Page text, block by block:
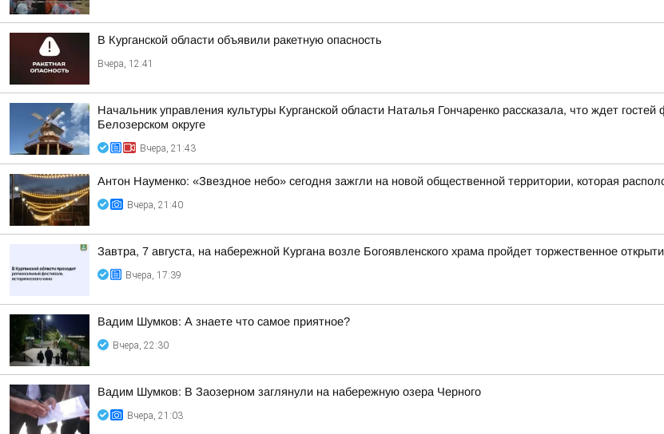
В Курганской области объявили ракетную опасность
Вчера, 12:41
Начальник управления культуры Курганской области Наталья Гончаренко рассказала, что ждет
Белозерском округе
Вчера, 21:43
Антон Науменко: «Звездное небо» сегодня зажгли на новой общественной территории, которая
Вчера, 21:40
Завтра, 7 августа, на набережной Кургана возле Богоявленского храма пройдет торжественное
Вчера, 17:39
Вадим Шумков: А знаете что самое приятное?
Вчера, 22:30
Вадим Шумков: В Заозерном заглянули на набережную озера Черного
Вчера, 21:03